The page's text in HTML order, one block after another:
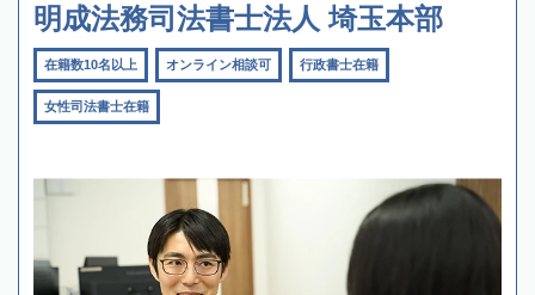
明成法務司法書士法人 埼玉本部
在籍数10名以上 オンライン相談可 行政書士在籍
女性司法書士在籍